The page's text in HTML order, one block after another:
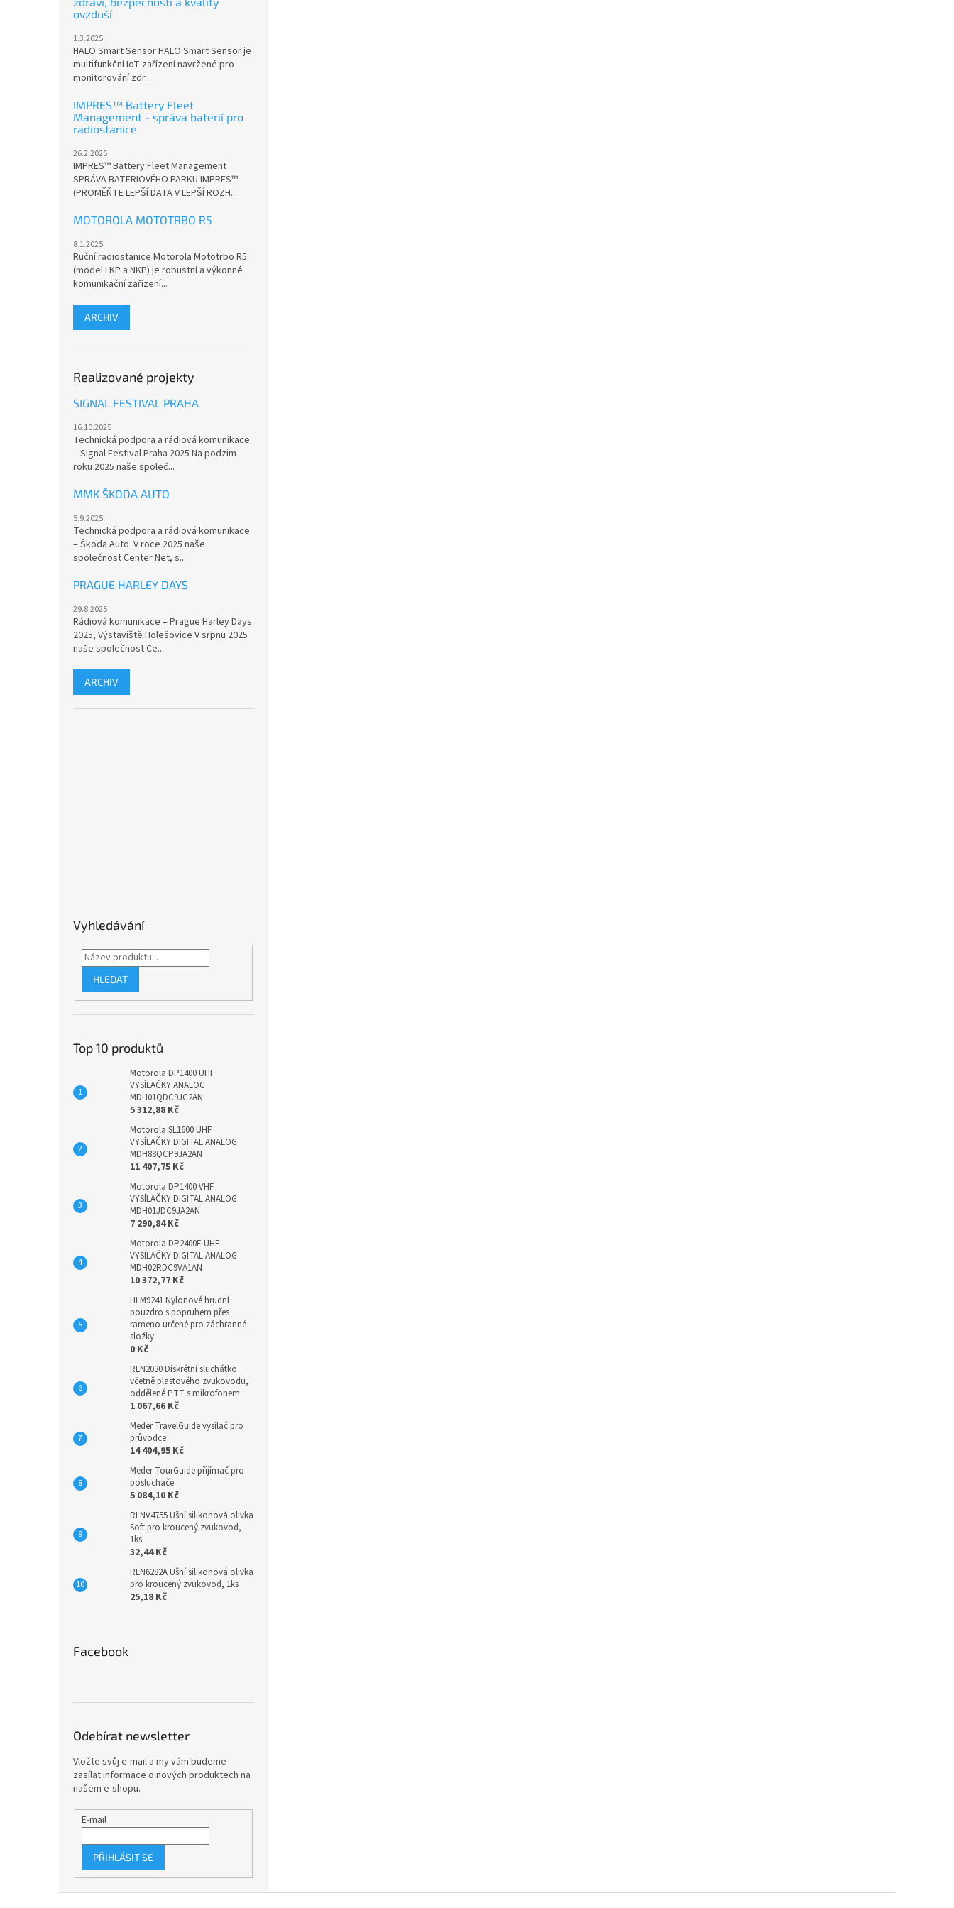
ovzduší
1.3.2025
HALO Smart Sensor HALO Smart Sensor je
multifunkční IoT zařízení navržené pro
monitorování zdr...
IMPRES™ Battery Fleet
Management - správa baterií pro
radiostanice
26.2.2025
IMPRES™ Battery Fleet Management
SPRÁVA BATERIOVÉHO PARKU IMPRES™
(PROMĚŇTE LEPŠÍ DATA V LEPŠÍ ROZH...
MOTOROLA MOTOTRBO R5
8.1.2025
Ruční radiostanice Motorola Mototrbo R5
(model LKP a NKP) je robustní a výkonné
komunikační zařízení...
ARCHIV
Realizované projekty
SIGNAL FESTIVAL PRAHA
16.10.2025
Technická podpora a rádiová komunikace
– Signal Festival Praha 2025 Na podzim
roku 2025 naše společ...
MMK ŠKODA AUTO
5.9.2025
Technická podpora a rádiová komunikace
– Škoda Auto V roce 2025 naše
společnost Center Net, s...
PRAGUE HARLEY DAYS
29.8.2025
Rádiová komunikace – Prague Harley Days
2025, Výstaviště Holešovice V srpnu 2025
naše společnost Ce...
ARCHIV
Vyhledávání
HLEDAT
Top 10 produktů
Motorola DP1400 UHF
VYSÍLAČKY ANALOG
MDH01QDC9JC2AN
5 312,88 Kč
Motorola SL1600 UHF
VYSÍLAČKY DIGITAL ANALOG
MDH88QCP9JA2AN
11 407,75 Kč
Motorola DP1400 VHF
VYSÍLAČKY DIGITAL ANALOG
MDH01JDC9JA2AN
7 290,84 Kč
Motorola DP2400E UHF
VYSÍLAČKY DIGITAL ANALOG
MDH02RDC9VA1AN
10 372,77 Kč
HLM9241 Nylonové hrudní
pouzdro s popruhem přes
rameno určené pro záchranné
složky
0 Kč
RLN2030 Diskrétní sluchátko
včetně plastového zvukovodu,
oddělené PTT s mikrofonem
1 067,66 Kč
Meder TravelGuide vysílač pro
průvodce
14 404,95 Kč
Meder TourGuide přijímač pro
posluchače
5 084,10 Kč
RLNV4755 Ušní silikonová olivka
Soft pro kroucený zvukovod,
1ks
32,44 Kč
RLN6282A Ušní silikonová olivka
pro kroucený zvukovod, 1ks
25,18 Kč
Facebook
Odebírat newsletter
Vložte svůj e-mail a my vám budeme
zasílat informace o nových produktech na
našem e-shopu.
E-mail
PŘIHLÁSIT SE